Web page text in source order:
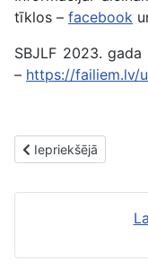
tīklos – facebook
SBJLF 2023.
– https://failiem.lv/
Iepriekšējais raksts:
Iepriekšējā